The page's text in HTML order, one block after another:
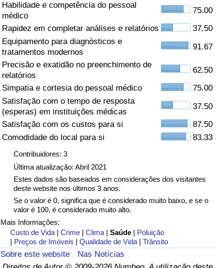
Habilidade e competência do pessoal
médico
75.00
Rapidez em completar análises e relatórios
37.50
Equipamento para diagnósticos e
tratamentos modernos
91.67
Precisão e exatidão no preenchimento de
relatórios
62.50
Simpatia e cortesia do pessoal médico
75.00
Satisfação com o tempo de resposta
(esperas) em instituições médicas
37.50
Satisfação com os custos para si
87.50
Comodidade do local para si
83.33
Contribuidores: 3
Última atualização: Abril 2021
Estes dados são baseados em considerações dos visitantes
deste website nos últimos 3 anos.
Se o valor é 0, significa que é considerado muito baixo, e se o
valor é 100, é considerado muito alto.
Mais Informações:
Custo de Vida |Crime |Clima |Saúde | Poluição
| Preços de Imóveis |Qualidade de Vida |Trânsito
Sobre este website
Nas Notícias
Indicador de Crime
Índice de criminalidade por país
Saúde
Indicador de Saúde (Atual)
Indicador de Saúde
Indicador de Saúde por País
Poluição
Indicador de Poluição (Atual)
Índice de poluição
Indicador de Poluição por País
Trânsito